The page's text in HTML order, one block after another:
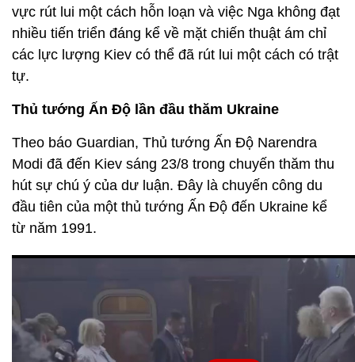
vực rút lui một cách hỗn loạn và việc Nga không đạt
nhiều tiến triển đáng kể về mặt chiến thuật ám chỉ
các lực lượng Kiev có thể đã rút lui một cách có trật
tự.
Thủ tướng Ấn Độ lần đầu thăm Ukraine
Theo báo Guardian, Thủ tướng Ấn Độ Narendra
Modi đã đến Kiev sáng 23/8 trong chuyến thăm thu
hút sự chú ý của dư luận. Đây là chuyến công du
đầu tiên của một thủ tướng Ấn Độ đến Ukraine kể
từ năm 1991.